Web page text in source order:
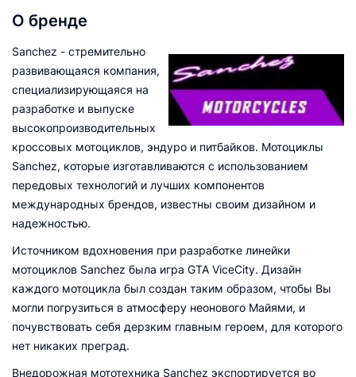
О бренде
Sanchez - стремительно
развивающаяся компания,
специализирующаяся на
разработке и выпуске
высокопроизводительных
кроссовых мотоциклов, эндуро и питбайков. Мотоциклы
Sanchez, которые изготавливаются с использованием
передовых технологий и лучших компонентов
международных брендов, известны своим дизайном и
надежностью.
Источником вдохновения при разработке линейки
мотоциклов Sanchez была игра GTA ViceCity. Дизайн
каждого мотоцикла был создан таким образом, чтобы Вы
могли погрузиться в атмосферу неонового Майями, и
почувствовать себя дерзким главным героем, для которого
нет никаких преград.
Внедорожная мототехника Sanchez экспортируется во